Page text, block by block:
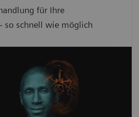
für Ihre
so schnell wie möglich